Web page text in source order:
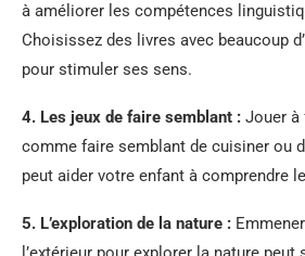
à améliorer les compétences
Choisissez des livres avec beaucoup
pour stimuler ses sens.
4. Les jeux de faire semblant : Jouer à
comme faire semblant de cuisiner ou
peut aider votre enfant à comprendre
5. L’exploration de la nature :